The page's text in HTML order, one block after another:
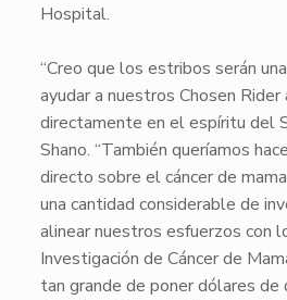
Hospital.
“Creo que los estribos serán
ayudar a nuestros Chosen Rider
directamente en el espíritu del
Shano. “También queríamos
directo sobre el cáncer de
una cantidad considerable de
alinear nuestros esfuerzos con
Investigación de Cáncer de
tan grande de poner dólares de